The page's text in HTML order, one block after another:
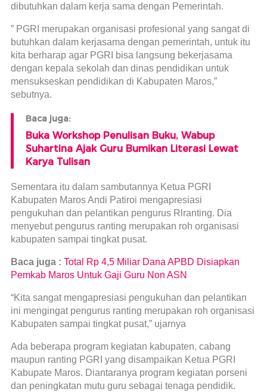
dibutuhkan dalam kerja sama dengan Pemerintah.
” PGRI merupakan organisasi profesional yang sangat di
butuhkan dalam kerjasama dengan pemerintah, untuk itu
kita berharap agar PGRI bisa langsung bekerjasama
dengan kepala sekolah dan dinas pendidikan untuk
mensukseskan pendidikan di Kabupaten Maros,”
sebutnya.
Baca juga:
Buka Workshop Penulisan Buku, Wabup
Suhartina Ajak Guru Bumikan Literasi Lewat
Karya Tulisan
Sementara itu dalam sambutannya Ketua PGRI
Kabupaten Maros Andi Patiroi mengapresiasi
pengukuhan dan pelantikan pengurus Rlranting. Dia
menyebut pengurus ranting merupakan roh organisasi
kabupaten sampai tingkat pusat.
Baca juga : Total Rp 4,5 Miliar Dana APBD Disiapkan
Pemkab Maros Untuk Gaji Guru Non ASN
“Kita sangat mengapresiasi pengukuhan dan pelantikan
ini mengingat pengurus ranting merupakan roh organisasi
Kabupaten sampai tingkat pusat,” ujarnya
Ada beberapa program kegiatan kabupaten, cabang
maupun ranting PGRI yang disampaikan Ketua PGRI
Kabupate Maros. Diantaranya program kegiatan porseni
dan peningkatan mutu guru sebagai tenaga pendidik.